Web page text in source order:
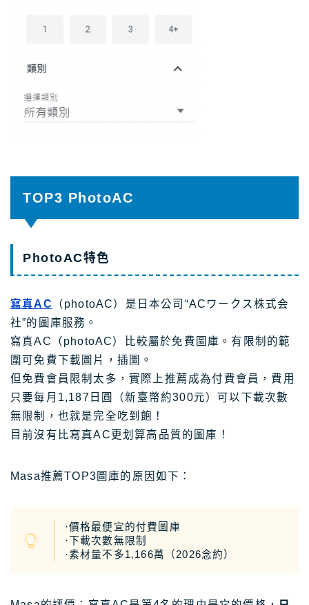
TOP3 PhotoAC
PhotoAC特色
寫真AC
（photoAC）是日本公司“ACワークス株式会
社”的圖庫服務。
寫真AC（photoAC）比較屬於免費圖庫。有限制的範
圍可免費下載圖片，插圖。
但免費會員限制太多，實際上推薦成為付費會員，費用
只要每月1,187日圓（新臺幣約300元）可以下載次數
無限制，也就是完全吃到飽！
目前沒有比寫真AC更划算高品質的圖庫！
Masa推薦TOP3圖庫的原因如下：
·價格最便宜的付費圖庫
·下載次數無限制
·素材量不多1,166萬（2026念約）